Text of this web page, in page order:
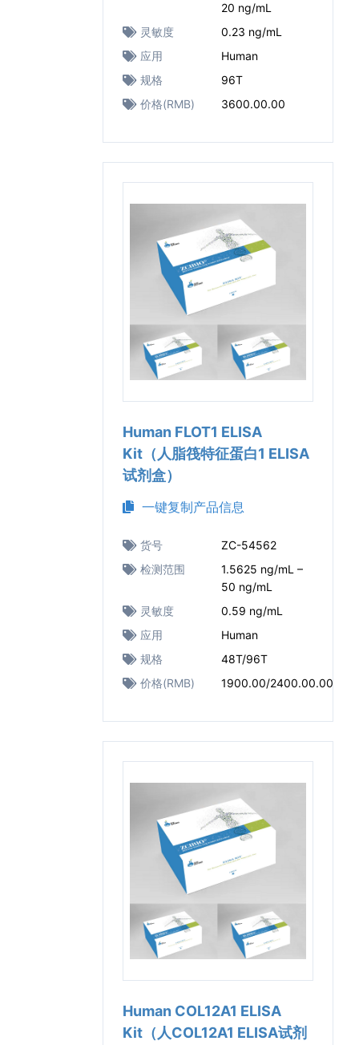
20 ng/mL
灵敏度
0.23 ng/mL
应用
Human
规格
96T
价格(RMB)
3600.00.00
Human FLOT1 ELISA
Kit（人脂筏特征蛋白1 ELISA
试剂盒）
一键复制产品信息
货号
ZC-54562
检测范围
1.5625 ng/mL –
50 ng/mL
灵敏度
0.59 ng/mL
应用
Human
规格
48T/96T
价格(RMB)
1900.00/2400.00.00
Human COL12A1 ELISA
Kit（人COL12A1 ELISA试剂